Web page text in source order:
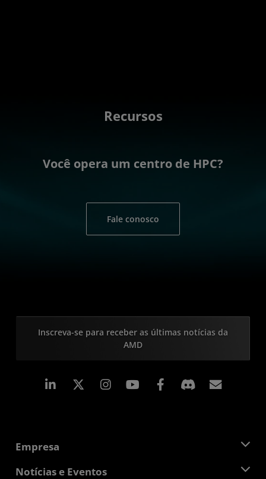
Recursos
Você opera um centro de HPC?
Fale conosco
Inscreva-se para receber as últimas notícias da
AMD
Linkedin Instagram Facebook
Empresa
Sobre a AMD
Notícias e Eventos